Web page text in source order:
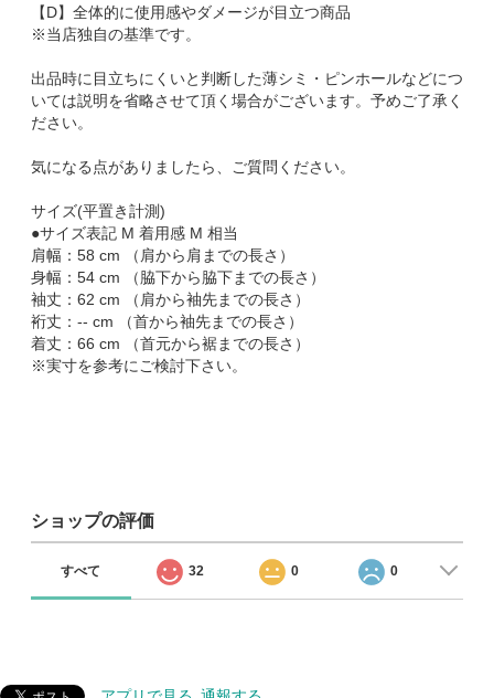
【D】全体的に使用感やダメージが目立つ商品
※当店独自の基準です。
出品時に目立ちにくいと判断した薄シミ・ピンホールなどにつ
いては説明を省略させて頂く場合がございます。予めご了承く
ださい。
気になる点がありましたら、ご質問ください。
サイズ(平置き計測)
●サイズ表記 M 着用感 M 相当
肩幅：58 cm （肩から肩までの長さ）
身幅：54 cm （脇下から脇下までの長さ）
袖丈：62 cm （肩から袖先までの長さ）
裄丈：-- cm （首から袖先までの長さ）
着丈：66 cm （首元から裾までの長さ）
※実寸を参考にご検討下さい。
ショップの評価
すべて 32 0 0